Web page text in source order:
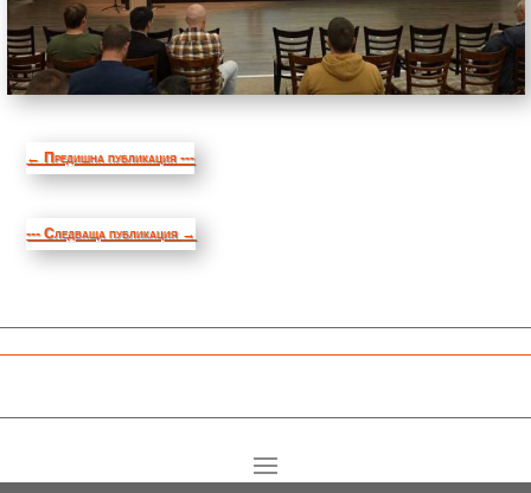
←Предишна публикация ---
--- Следваща публикация →